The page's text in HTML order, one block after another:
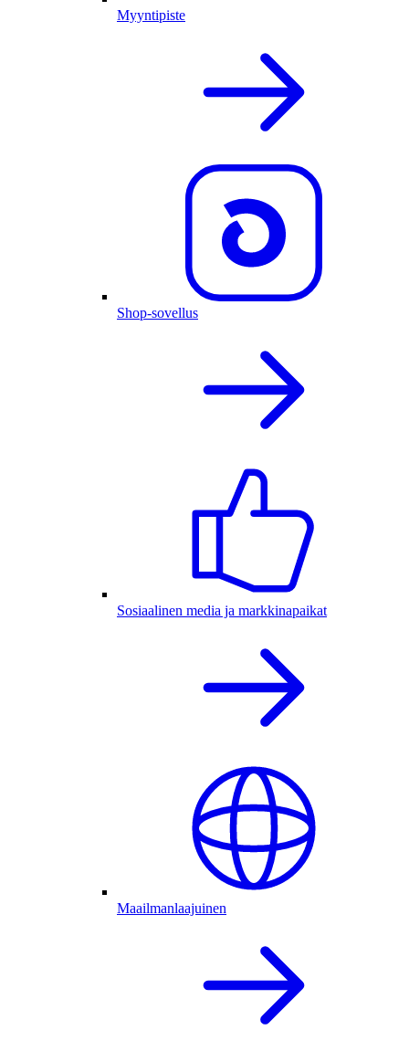
Myyntipiste
Shop-sovellus
Sosiaalinen media ja markkinapaikat
Maailmanlaajuinen